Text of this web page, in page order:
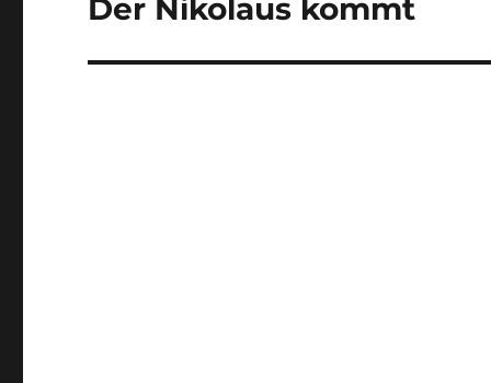
Der Nikolaus kommt